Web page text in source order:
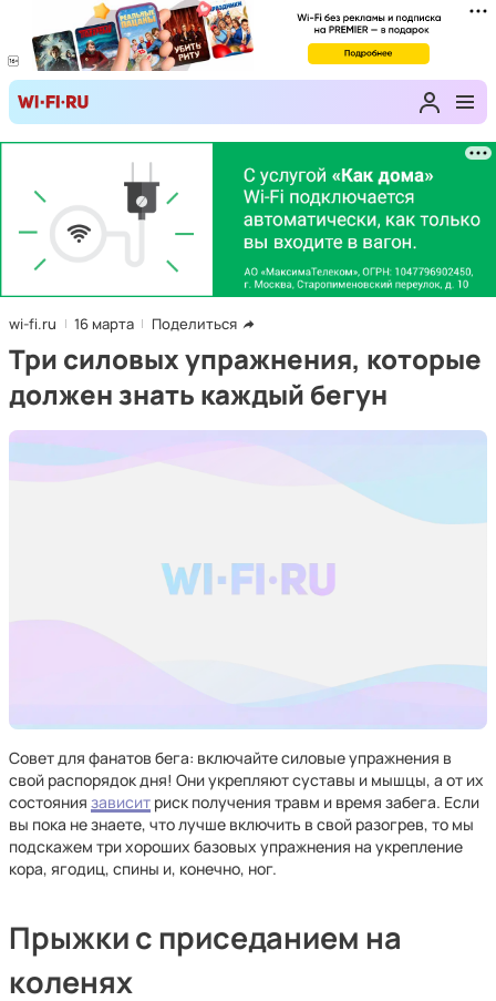
wi-fi.ru 16 марта Поделиться
Три силовых упражнения, которые
должен знать каждый бегун
Совет для фанатов бега: включайте силовые упражнения в
свой распорядок дня! Они укрепляют суставы и мышцы, а от их
состояния зависит риск получения травм и время забега. Если
вы пока не знаете, что лучше включить в свой разогрев, то мы
подскажем три хороших базовых упражнения на укрепление
кора, ягодиц, спины и, конечно, ног.
Прыжки с приседанием на
коленях